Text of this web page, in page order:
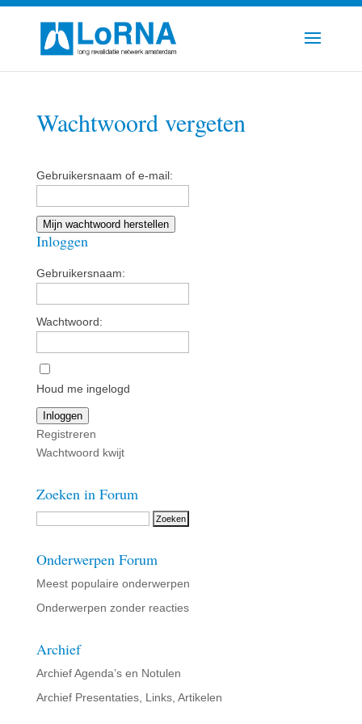
Wachtwoord vergeten
Gebruikersnaam of e-mail:
Mijn wachtwoord herstellen
Inloggen
Gebruikersnaam:
Wachtwoord:
Houd me ingelogd
Inloggen
Registreren
Wachtwoord kwijt
Zoeken in Forum
Onderwerpen Forum
Meest populaire onderwerpen
Onderwerpen zonder reacties
Archief
Archief Agenda’s en Notulen
Archief Presentaties, Links, Artikelen